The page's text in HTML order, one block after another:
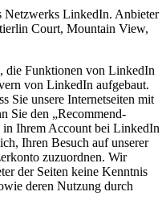
Netzwerks LinkedIn. Anbieter
Court, Mountain View,
die Funktionen von LinkedIn
von LinkedIn aufgebaut.
Sie unsere Internetseiten mit
Sie den „Recommend-
Ihrem Account bei LinkedIn
Ihren Besuch auf unserer
zuzuordnen. Wir
der Seiten keine Kenntnis
deren Nutzung durch